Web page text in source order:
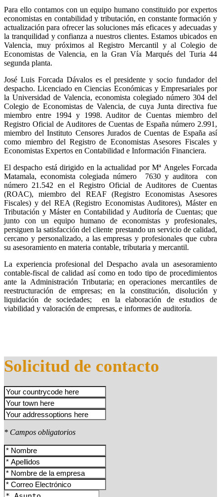
Para ello contamos con un equipo humano constituido por expertos
economistas en contabilidad y tributación, en constante formación y
actualización para ofrecer las soluciones más eficaces y adecuadas y
la tranquilidad y confianza a nuestros clientes. Estamos ubicados en
Valencia, muy próximos al Registro Mercantil y al Colegio de
Economistas de Valencia, en la Gran Vía Marqués del Turia 44
segunda planta.
José Luis Forcada Dávalos es el presidente y socio fundador del
despacho. Licenciado en Ciencias Económicas y Empresariales por
la Universidad de Valencia, economista colegiado número 304 del
Colegio de Economistas de Valencia, de cuya Junta directiva fue
miembro entre 1994 y 1998. Auditor de Cuentas miembro del
Registro Oficial de Auditores de Cuentas de España número 2.991,
miembro del Instituto Censores Jurados de Cuentas de España así
como miembro del Registro de Economistas Asesores Fiscales y
Economistas Expertos en Contabilidad e Información Financiera.
El despacho está dirigido en la actualidad por Mª Angeles Forcada
Matamala, economista colegiada número 7630 y auditora con
número 21.542 en el Registro Oficial de Auditores de Cuentas
(ROAC), miembro del REAF (Registro Economistas Asesores
Fiscales) y del REA (Registro Economistas Auditores), Máster en
Tributación y Máster en Contabilidad y Auditoría de Cuentas; que
junto con un equipo humano de economistas y profesionales,
persiguen la satisfacción del cliente prestando un servicio de calidad,
cercano y personalizado, a las empresas y profesionales que cubra
su asesoramiento en materia contable, tributaria y mercantil.
La experiencia profesional del Despacho avala un asesoramiento
contable-fiscal de calidad así como en todo tipo de procedimientos
ante la Administración Tributaria; en operaciones mercantiles de
reestructuración de empresas; en la constitución, disolución y
liquidación de sociedades; en la elaboración de estudios de
viabilidad y valoración de empresas, e informes de auditoría.
Solicitud de contacto
* Campos obligatorios